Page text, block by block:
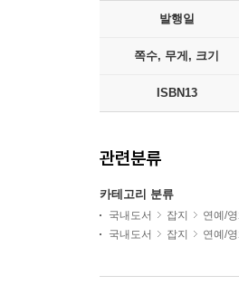
발행일
쪽수, 무게, 크기
ISBN13
관련분류
카테고리 분류
국내도서 잡지 연예/
국내도서
잡지 연예/